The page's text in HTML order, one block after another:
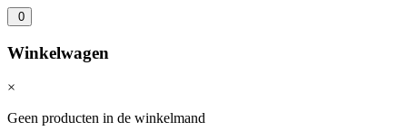
0
Winkelwagen
×
Geen producten in de winkelmand